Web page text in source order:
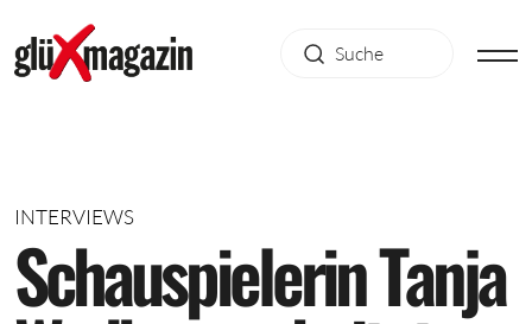
INTERVIEWS
SchauspielerinTanja